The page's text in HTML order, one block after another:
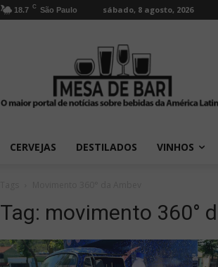
18.7 C São Paulo sábado, 8 agosto, 2026
CERVEJAS DESTILADOS VINHOS
Tag: movimento 360°